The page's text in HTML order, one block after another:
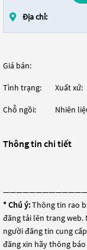
Địa chỉ:
Giá bán:
Tình trạng: Xuất xứ:
Chỗ ngồi: Nhiên
Thông tin chi tiết
* Chú ý:Thông tin rao
đăng tải lên trang
người đăng tin cung
đăng xin hãy thông